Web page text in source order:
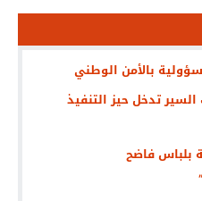
بالأمن الوطني
تدخل حيز التنفيذ
بلباس فاضح